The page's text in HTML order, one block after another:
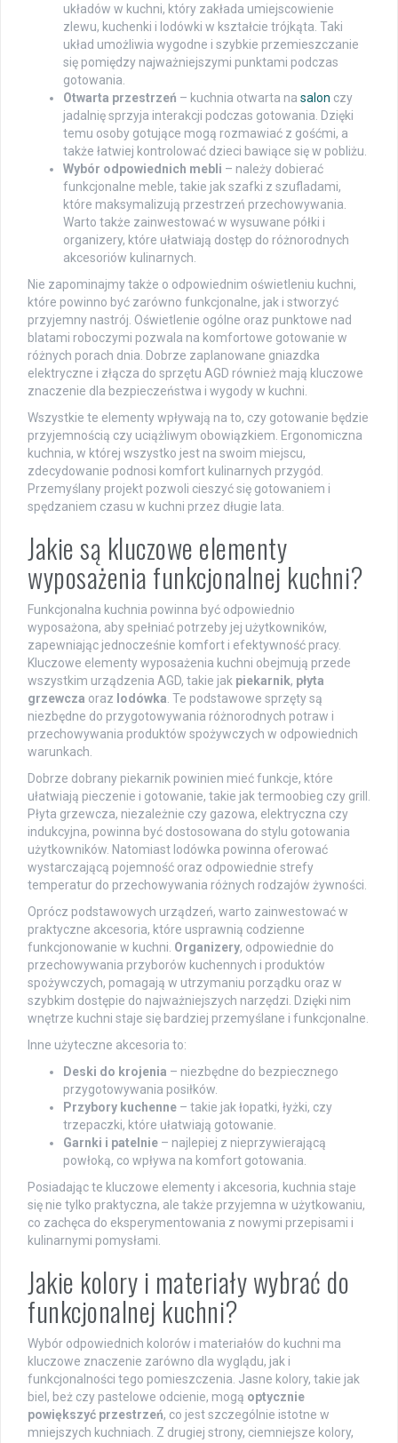
układów w kuchni, który zakłada umiejscowienie
zlewu, kuchenki i lodówki w kształcie trójkąta. Taki
układ umożliwia wygodne i szybkie przemieszczanie
się pomiędzy najważniejszymi punktami podczas
gotowania.
Otwarta przestrzeń – kuchnia otwarta na salon czy
jadalnię sprzyja interakcji podczas gotowania. Dzięki
temu osoby gotujące mogą rozmawiać z gośćmi, a
także łatwiej kontrolować dzieci bawiące się w pobliżu.
Wybór odpowiednich mebli – należy dobierać
funkcjonalne meble, takie jak szafki z szufladami,
które maksymalizują przestrzeń przechowywania.
Warto także zainwestować w wysuwane półki i
organizery, które ułatwiają dostęp do różnorodnych
akcesoriów kulinarnych.
Nie zapominajmy także o odpowiednim oświetleniu kuchni,
które powinno być zarówno funkcjonalne, jak i stworzyć
przyjemny nastrój. Oświetlenie ogólne oraz punktowe nad
blatami roboczymi pozwala na komfortowe gotowanie w
różnych porach dnia. Dobrze zaplanowane gniazdka
elektryczne i złącza do sprzętu AGD również mają kluczowe
znaczenie dla bezpieczeństwa i wygody w kuchni.
Wszystkie te elementy wpływają na to, czy gotowanie będzie
przyjemnością czy uciążliwym obowiązkiem. Ergonomiczna
kuchnia, w której wszystko jest na swoim miejscu,
zdecydowanie podnosi komfort kulinarnych przygód.
Przemyślany projekt pozwoli cieszyć się gotowaniem i
spędzaniem czasu w kuchni przez długie lata.
Jakie są kluczowe elementy
wyposażenia funkcjonalnej kuchni?
Funkcjonalna kuchnia powinna być odpowiednio
wyposażona, aby spełniać potrzeby jej użytkowników,
zapewniając jednocześnie komfort i efektywność pracy.
Kluczowe elementy wyposażenia kuchni obejmują przede
wszystkim urządzenia AGD, takie jak piekarnik, płyta
grzewcza oraz lodówka. Te podstawowe sprzęty są
niezbędne do przygotowywania różnorodnych potraw i
przechowywania produktów spożywczych w odpowiednich
warunkach.
Dobrze dobrany piekarnik powinien mieć funkcje, które
ułatwiają pieczenie i gotowanie, takie jak termoobieg czy grill.
Płyta grzewcza, niezależnie czy gazowa, elektryczna czy
indukcyjna, powinna być dostosowana do stylu gotowania
użytkowników. Natomiast lodówka powinna oferować
wystarczającą pojemność oraz odpowiednie strefy
temperatur do przechowywania różnych rodzajów żywności.
Oprócz podstawowych urządzeń, warto zainwestować w
praktyczne akcesoria, które usprawnią codzienne
funkcjonowanie w kuchni. Organizery, odpowiednie do
przechowywania przyborów kuchennych i produktów
spożywczych, pomagają w utrzymaniu porządku oraz w
szybkim dostępie do najważniejszych narzędzi. Dzięki nim
wnętrze kuchni staje się bardziej przemyślane i funkcjonalne.
Inne użyteczne akcesoria to:
Deski do krojenia – niezbędne do bezpiecznego
przygotowywania posiłków.
Przybory kuchenne – takie jak łopatki, łyżki, czy
trzepaczki, które ułatwiają gotowanie.
Garnki i patelnie – najlepiej z nieprzywierającą
powłoką, co wpływa na komfort gotowania.
Posiadając te kluczowe elementy i akcesoria, kuchnia staje
się nie tylko praktyczna, ale także przyjemna w użytkowaniu,
co zachęca do eksperymentowania z nowymi przepisami i
kulinarnymi pomysłami.
Jakie kolory i materiały wybrać do
funkcjonalnej kuchni?
Wybór odpowiednich kolorów i materiałów do kuchni ma
kluczowe znaczenie zarówno dla wyglądu, jak i
funkcjonalności tego pomieszczenia. Jasne kolory, takie jak
biel, beż czy pastelowe odcienie, mogą optycznie
powiększyć przestrzeń, co jest szczególnie istotne w
mniejszych kuchniach. Z drugiej strony, ciemniejsze kolory,